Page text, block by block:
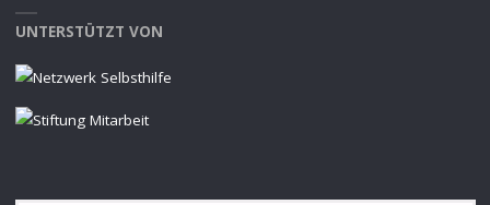
UNTERSTÜTZT VON